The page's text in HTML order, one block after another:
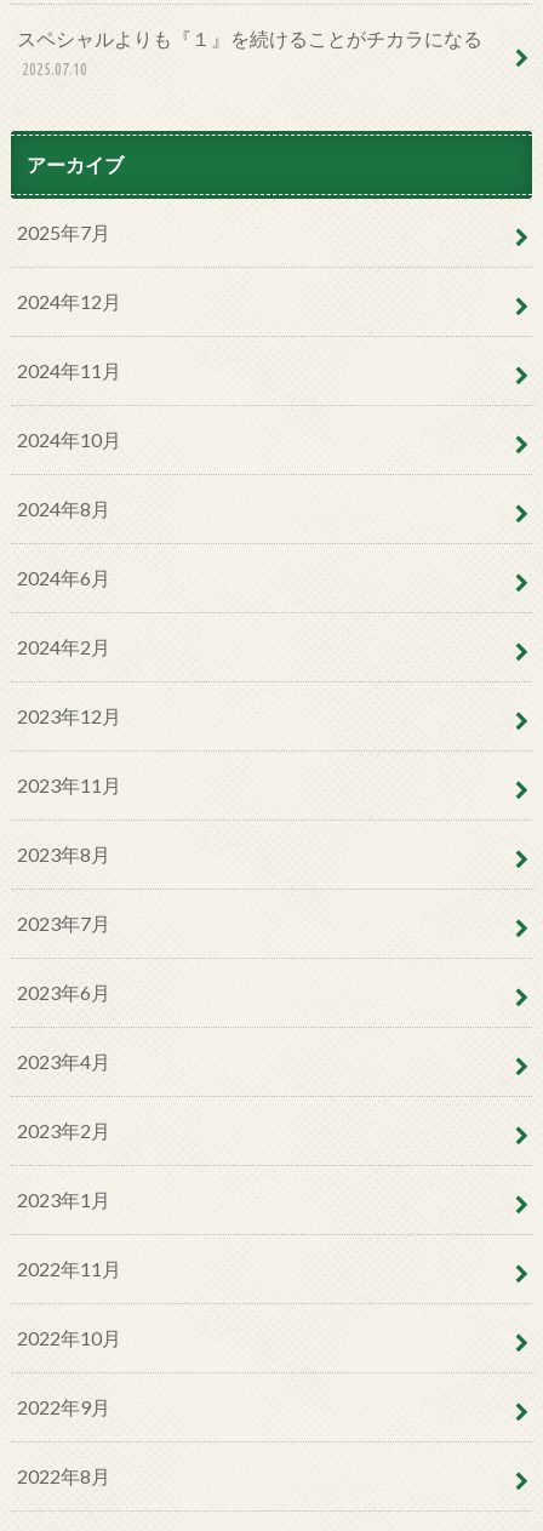
スペシャルよりも『１』を続けることがチカラになる
2025.07.10
アーカイブ
2025年7月
2024年12月
2024年11月
2024年10月
2024年8月
2024年6月
2024年2月
2023年12月
2023年11月
2023年8月
2023年7月
2023年6月
2023年4月
2023年2月
2023年1月
2022年11月
2022年10月
2022年9月
2022年8月